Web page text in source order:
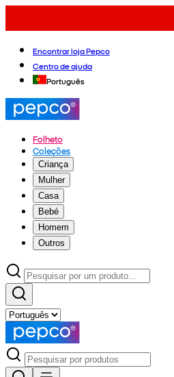
Encontrar loja Pepco
Centro de ajuda
Português
Folheto
Coleções
Criança
Mulher
Casa
Bebé
Homem
Outros